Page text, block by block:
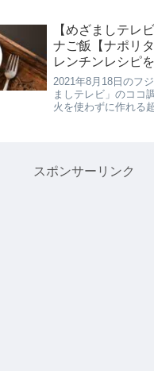
県気仙沼の大ぶりの
【牡蠣のオイスター
【めざましテレ
ナご飯【ナポリ
レンチンレシピ
18日
2021年8月18日のフ
ましテレビ」のココ
火を使わずに作れる
スポンサーリンク